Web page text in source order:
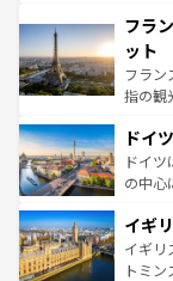
ませて
なお、
しい。
文化が
れる闘
る。首
アート
せる。
ンテン
フラ
ット
フラン
指の観
で、幅
聖堂
から魅
いる。
香り高
らに
ドイツ
ドイ
の中心
顔を持
ルリン
して
イギ
イギリ
トミ